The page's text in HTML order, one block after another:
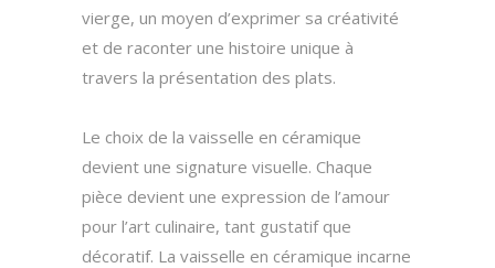
vierge, un moyen d’exprimer sa créativité
et de raconter une histoire unique à
travers la présentation des plats.
Le choix de la vaisselle en céramique
devient une signature visuelle. Chaque
pièce devient une expression de l’amour
pour l’art culinaire, tant gustatif que
décoratif. La vaisselle en céramique incarne